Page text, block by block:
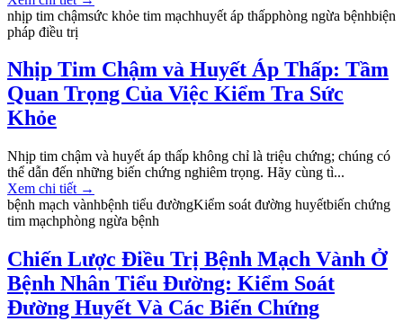
nhịp tim chậmsức khỏe tim mạchhuyết áp thấpphòng ngừa bệnhbiện
pháp điều trị
Nhịp Tim Chậm và Huyết Áp Thấp: Tầm
Quan Trọng Của Việc Kiểm Tra Sức
Khỏe
Nhịp tim chậm và huyết áp thấp không chỉ là triệu chứng; chúng có
thể dẫn đến những biến chứng nghiêm trọng. Hãy cùng tì...
Xem chi tiết →
bệnh mạch vànhbệnh tiểu đườngKiểm soát đường huyếtbiến chứng
tim mạchphòng ngừa bệnh
Chiến Lược Điều Trị Bệnh Mạch Vành Ở
Bệnh Nhân Tiểu Đường: Kiểm Soát
Đường Huyết Và Các Biến Chứng